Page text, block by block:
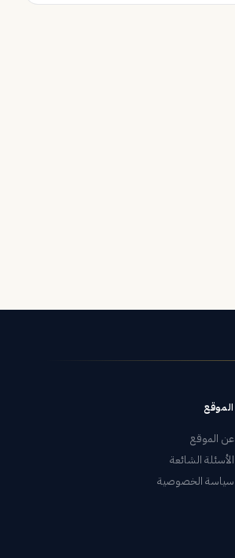
الموقع
عن الموقع
الأسئلة الشائعة
سياسة الخصوصية